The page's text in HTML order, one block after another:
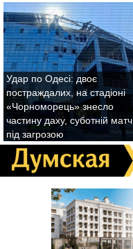
Удар по Одесі: двоє
постраждалих, на стадіоні
«Чорноморець» знесло
частину даху, суботній матч
під загрозою